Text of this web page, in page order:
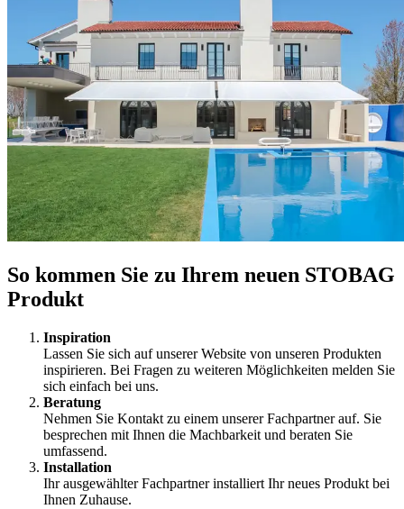
So kommen Sie zu Ihrem neuen STOBAG
Produkt
Inspiration
Lassen Sie sich auf unserer Website von unseren Produkten
inspirieren. Bei Fragen zu weiteren Möglichkeiten melden Sie
sich einfach bei uns.
Beratung
Nehmen Sie Kontakt zu einem unserer Fachpartner auf. Sie
besprechen mit Ihnen die Machbarkeit und beraten Sie
umfassend.
Installation
⁠Ihr ausgewählter Fachpartner installiert Ihr neues Produkt bei
Ihnen Zuhause.